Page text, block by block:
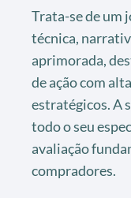
Trata-se de um
técnica,
aprimorada,
de ação com
estratégicos. A
todo o seu
avaliação
compradores.